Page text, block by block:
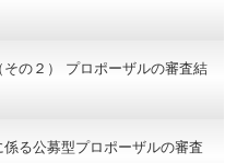
の２） プロポーザルの審査結
る公募型プロポーザルの審査